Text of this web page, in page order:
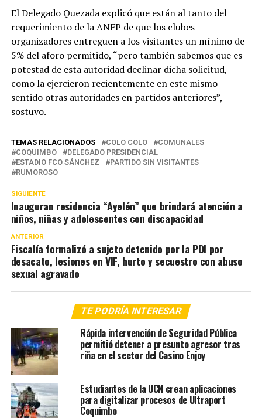
El Delegado Quezada explicó que están al tanto del
requerimiento de la ANFP de que los clubes
organizadores entreguen a los visitantes un mínimo de
5% del aforo permitido, “pero también sabemos que es
potestad de esta autoridad declinar dicha solicitud,
como la ejercieron recientemente en este mismo
sentido otras autoridades en partidos anteriores”,
sostuvo.
TEMAS RELACIONADOS COLO COLO
COMUNALES
COQUIMBO
DELEGADO PRESIDENCIAL
ESTADIO FCO SÁNCHEZ
PARTIDO SIN VISITANTES
RUMOROSO
SIGUIENTE
Inauguran residencia “Ayelén” que brindará atención a
niños, niñas y adolescentes con discapacidad
ANTERIOR
Fiscalía formalizó a sujeto detenido por la PDI por
desacato, lesiones en VIF, hurto y secuestro con abuso
sexual agravado
TE PODRÍA INTERESAR
Rápida intervención de Seguridad Pública
permitió detener a presunto agresor tras
riña en el sector del Casino Enjoy
Estudiantes de la UCN crean aplicaciones
para digitalizar procesos de Ultraport
Coquimbo